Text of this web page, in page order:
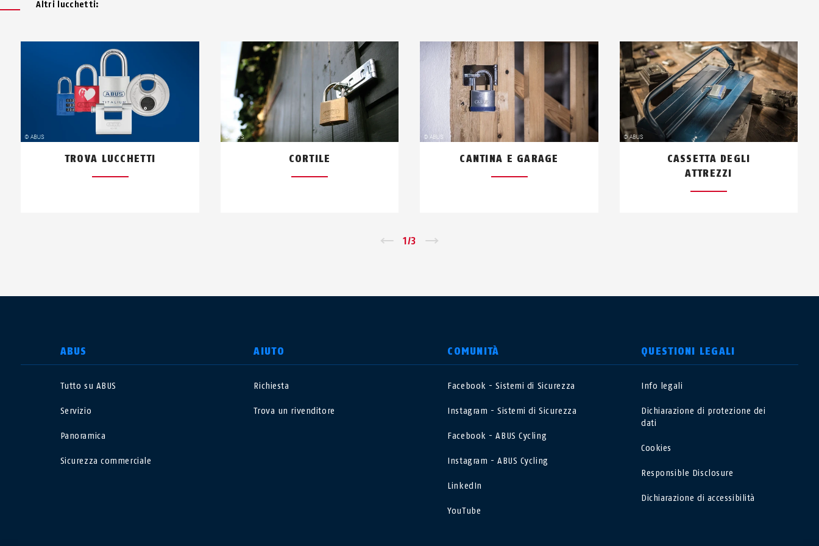
Altri lucchetti:
TROVA LUCCHETTI CORTILE CANTINA E GARAGE
CASSETTA DEGLI
ATTREZZI
1/3
ABUS
Tutto su ABUS
Servizio
Panoramica
Sicurezza commerciale
AIUTO
Richiesta
Trova un rivenditore
COMUNITÀ
Facebook - Sistemi di Sicurezza
Instagram - Sistemi di Sicurezza
Facebook - ABUS Cycling
Instagram - ABUS Cycling
LinkedIn
YouTube
QUESTIONI LEGALI
Info legali
Dichiarazione di protezione dei
dati
Cookies
Responsible Disclosure
Dichiarazione di accessibilità
SELEZIONA UN PAESE
Canada
Nederland
Italia
Schweiz
Magyarország